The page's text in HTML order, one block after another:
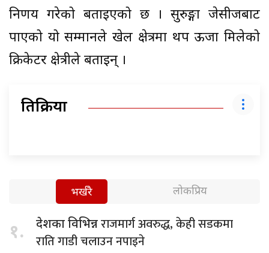
निर्णय गरेको बताइएको छ । सुरुङ्गा जेसीजबाट
पाएको यो सम्मानले खेल क्षेत्रमा थप ऊर्जा मिलेको
क्रिकेटर क्षेत्रीले बताइन् ।
प्रतिक्रिया
भर्खरै लोकप्रिय
१. देशका विभिन्नराजमार्ग अवरुद्ध, केही सडकमा
राति गाडी चलाउन नपाइने